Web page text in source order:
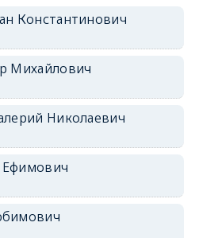
Константинович
Михайлович
Николаевич